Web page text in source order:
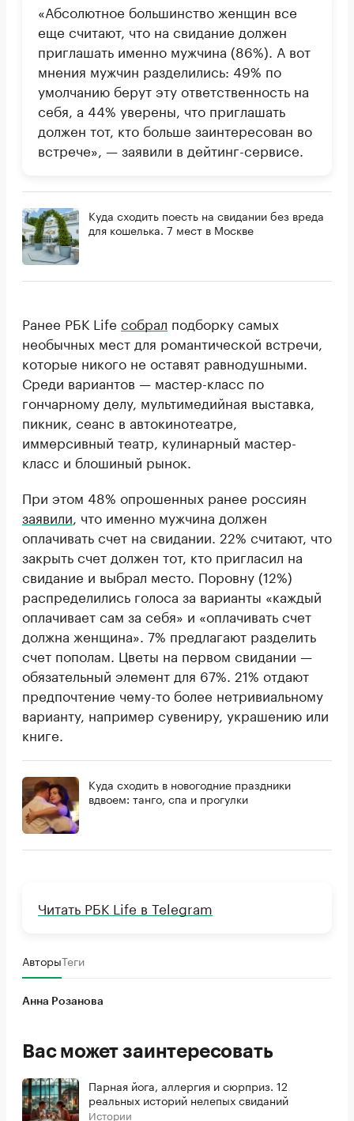
«Абсолютное большинство женщин все
еще считают, что на свидание должен
приглашать именно мужчина (86%). А вот
мнения мужчин разделились: 49% по
умолчанию берут эту ответственность на
себя, а 44% уверены, что приглашать
должен тот, кто больше заинтересован во
встрече», — заявили в дейтинг-сервисе.
Куда сходить поесть на свидании без вреда
для кошелька. 7 мест в Москве
Ранее РБК Life собрал подборку самых
необычных мест для романтической встречи,
которые никого не оставят равнодушными.
Среди вариантов — мастер-класс по
гончарному делу, мультимедийная выставка,
пикник, сеанс в автокинотеатре,
иммерсивный театр, кулинарный мастер-
класс и блошиный рынок.
При этом 48% опрошенных ранее россиян
заявили , что именно мужчина должен
оплачивать счет на свидании. 22% считают, что
закрыть счет должен тот, кто пригласил на
свидание и выбрал место. Поровну (12%)
распределились голоса за варианты «каждый
оплачивает сам за себя» и «оплачивать счет
должна женщина». 7% предлагают разделить
счет пополам. Цветы на первом свидании —
обязательный элемент для 67%. 21% отдают
предпочтение чему-то более нетривиальному
варианту, например сувениру, украшению или
книге.
Куда сходить в новогодние праздники
вдвоем: танго, спа и прогулки
Читать РБК Life в Telegram
АвторыТеги
Анна Розанова
Вас может заинтересовать
Парная йога, аллергия и сюрприз. 12
реальных историй нелепых свиданий
Истории